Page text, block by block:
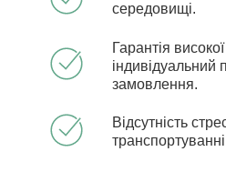
середовищі.
Гарантія
індивідуальний
замовлення.
Відсутність